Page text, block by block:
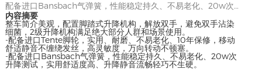
配备进口Bansbach气弹簧，性能稳定持久、不易老化、20w次…
内容摘要
整车简介美观，配置脚踏式升降机构，解放双手，避免双手沾染
细菌，2级升降机构满足绝大部分人群和场景使用。
-配备进口Tente脚轮，实用、耐磨、不易老化、10年保修，移动
舒适静音不缠绕发丝，高灵敏度，万向转动不顿塞。
-配备进口Bansbach气弹簧，性能稳定持久、不易老化、20w次
升降测试，实用舒适度高、升降静音流畅轻巧不生硬。